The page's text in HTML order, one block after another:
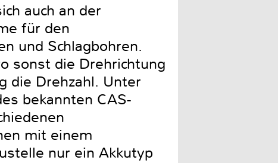
auch an der
für den
und Schlagbohren.
sonst die Drehrichtung
die Drehzahl. Unter
bekannten CAS-
mit einem
nur ein Akkutyp